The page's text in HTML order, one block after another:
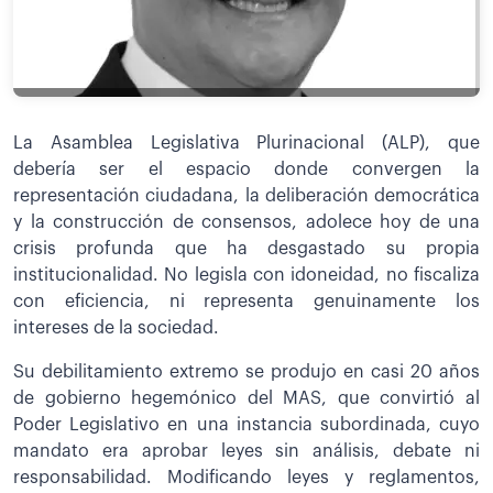
La Asamblea Legislativa Plurinacional (ALP), que
debería ser el espacio donde convergen la
representación ciudadana, la deliberación democrática
y la construcción de consensos, adolece hoy de una
crisis profunda que ha desgastado su propia
institucionalidad. No legisla con idoneidad, no fiscaliza
con eficiencia, ni representa genuinamente los
intereses de la sociedad.
Su debilitamiento extremo se produjo en casi 20 años
de gobierno hegemónico del MAS, que convirtió al
Poder Legislativo en una instancia subordinada, cuyo
mandato era aprobar leyes sin análisis, debate ni
responsabilidad. Modificando leyes y reglamentos,